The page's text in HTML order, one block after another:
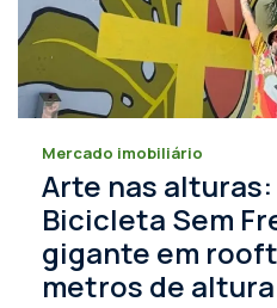
Mercado imobiliário
Arte nas
Bicicleta Sem
gigante em
metros de